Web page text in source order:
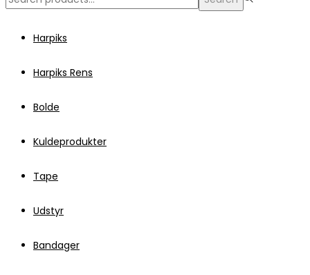
Harpiks
Harpiks Rens
Bolde
Kuldeprodukter
Tape
Udstyr
Bandager